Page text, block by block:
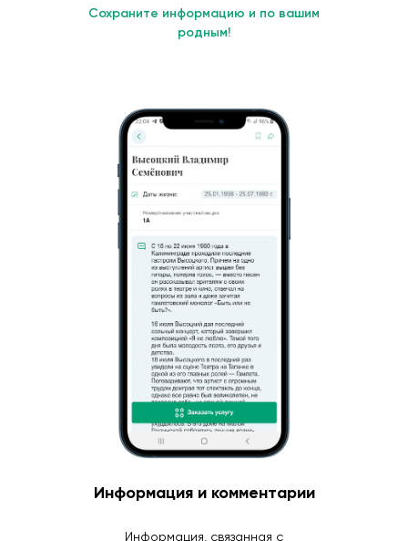
Сохраните информацию и по вашим
родным!
Информация и комментарии
Информация, связанная с